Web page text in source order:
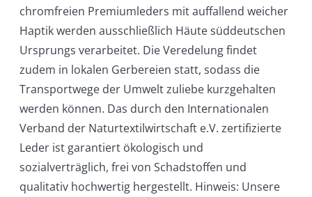
chromfreien Premiumleders mit auffallend weicher
Haptik werden ausschließlich Häute süddeutschen
Ursprungs verarbeitet. Die Veredelung findet
zudem in lokalen Gerbereien statt, sodass die
Transportwege der Umwelt zuliebe kurzgehalten
werden können. Das durch den Internationalen
Verband der Naturtextilwirtschaft e.V. zertifizierte
Leder ist garantiert ökologisch und
sozialverträglich, frei von Schadstoffen und
qualitativ hochwertig hergestellt. Hinweis: Unsere